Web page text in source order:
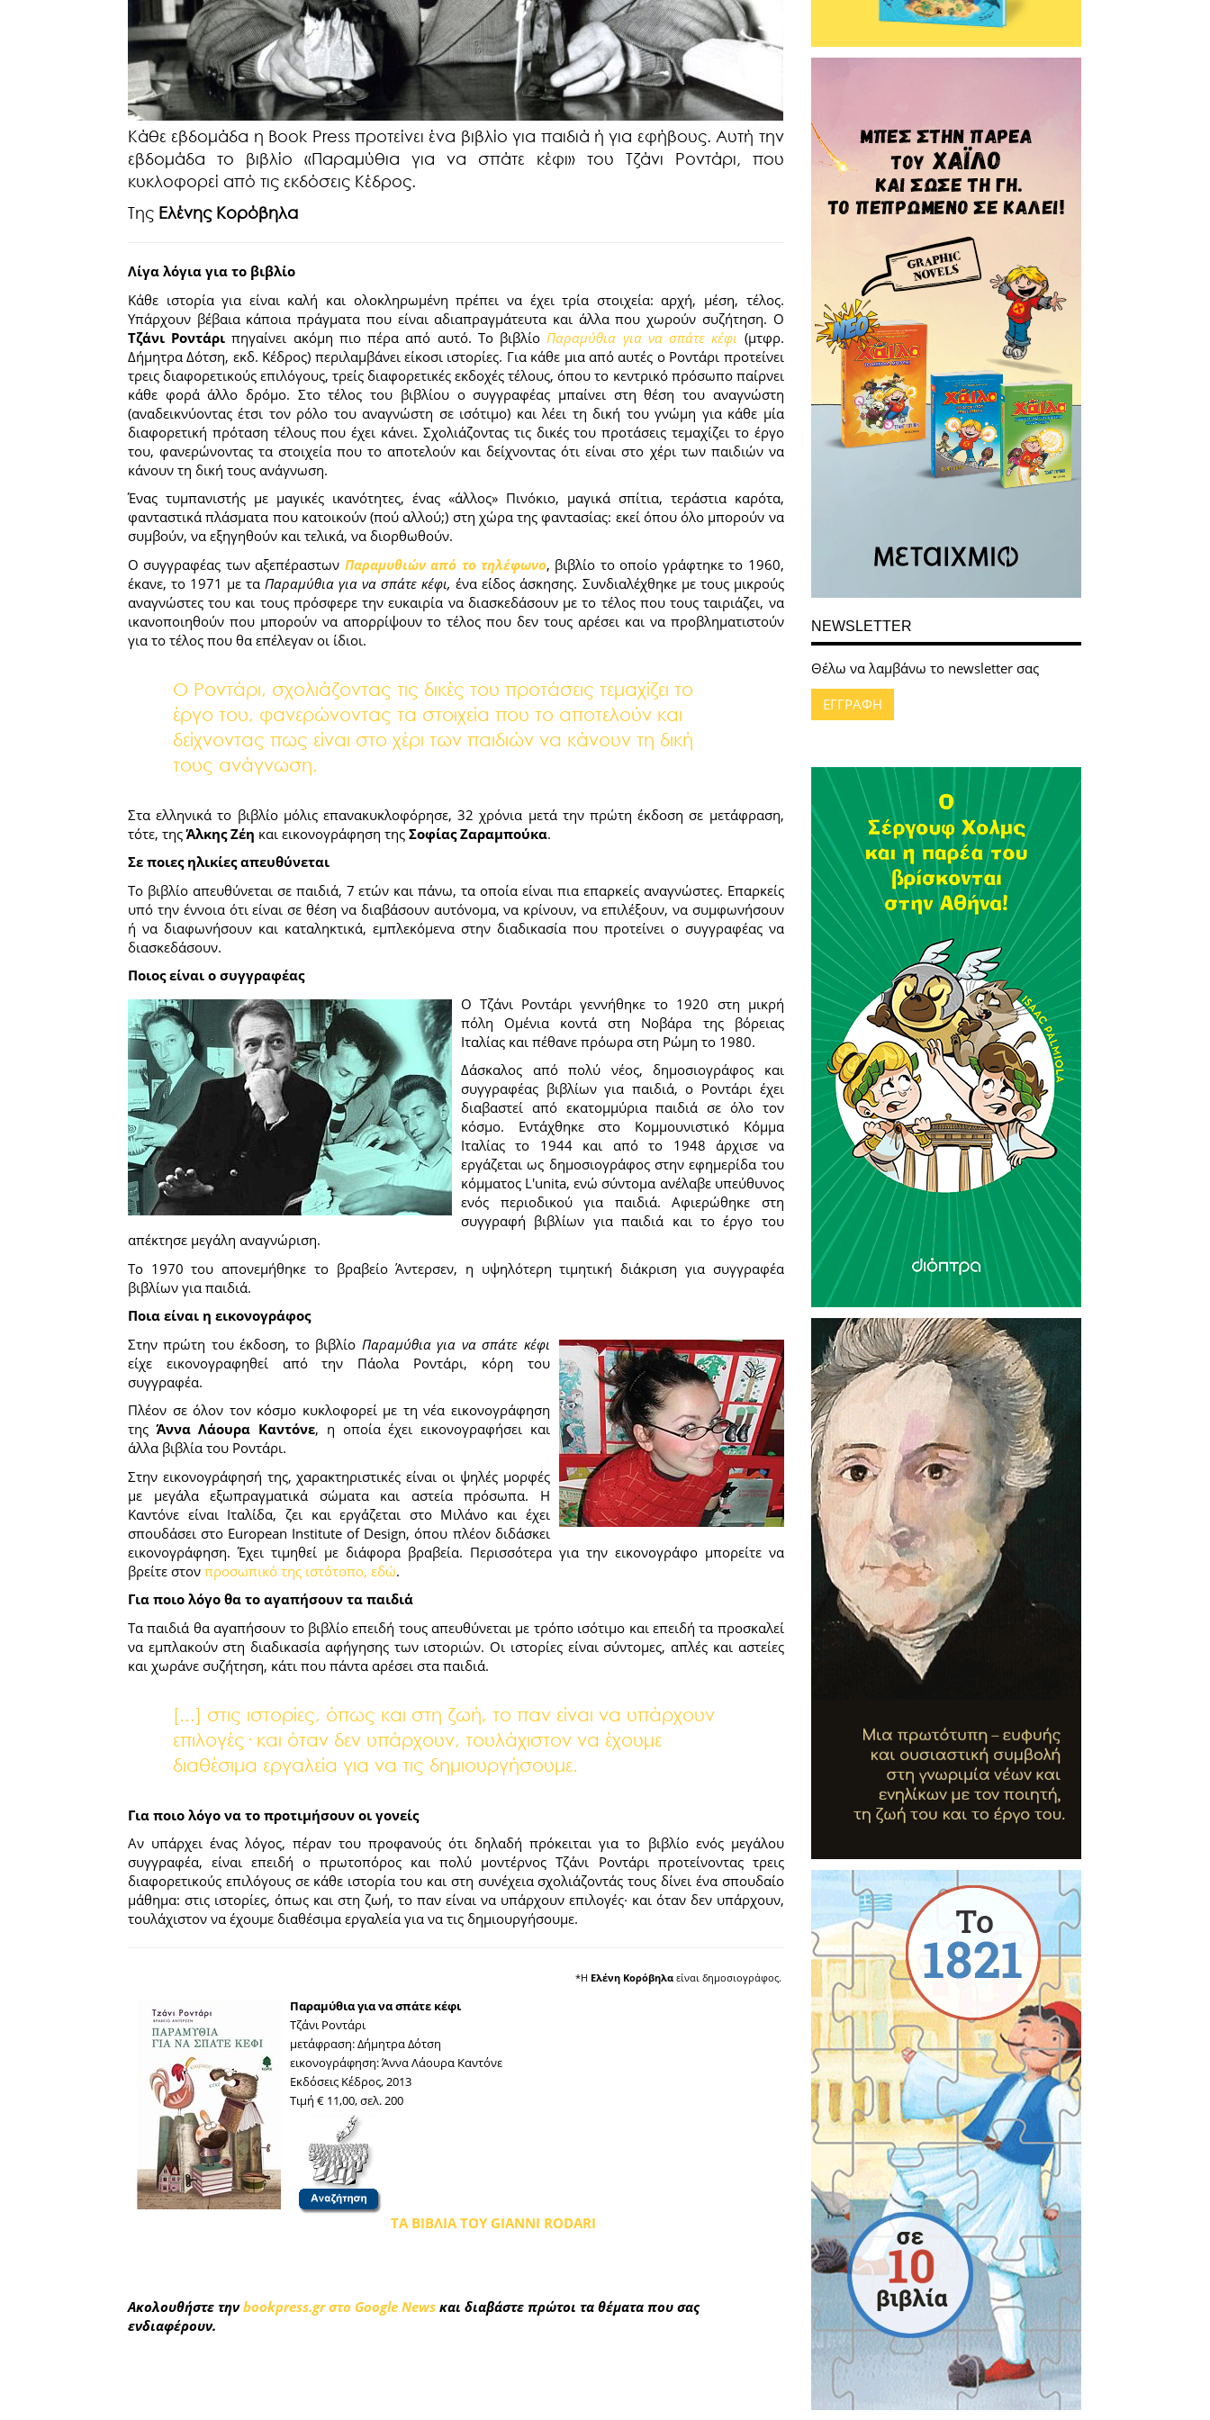
Κάθε εβδομάδα η Book Press προτείνει ένα βιβλίο για παιδιά ή για εφήβους. Αυτή την
εβδομάδα το βιβλίο «Παραμύθια για να σπάτε κέφι» του Τζάνι Ροντάρι, που
κυκλοφορεί από τις εκδόσεις Κέδρος.
Της Ελένης Κορόβηλα
Λίγα λόγια για το βιβλίο
Κάθε ιστορία για είναι καλή και ολοκληρωμένη πρέπει να έχει τρία στοιχεία: αρχή, μέση, τέλος.
Υπάρχουν βέβαια κάποια πράγματα που είναι αδιαπραγμάτευτα και άλλα που χωρούν συζήτηση. Ο
Τζάνι Ροντάρι πηγαίνει ακόμη πιο πέρα από αυτό. Το βιβλίο Παραμύθια για να σπάτε κέφι (μτφρ.
Δήμητρα Δότση, εκδ. Κέδρος) περιλαμβάνει είκοσι ιστορίες. Για κάθε μια από αυτές ο Ροντάρι προτείνει
τρεις διαφορετικούς επιλόγους, τρείς διαφορετικές εκδοχές τέλους, όπου το κεντρικό πρόσωπο παίρνει
κάθε φορά άλλο δρόμο. Στο τέλος του βιβλίου ο συγγραφέας μπαίνει στη θέση του αναγνώστη
(αναδεικνύοντας έτσι τον ρόλο του αναγνώστη σε ισότιμο) και λέει τη δική του γνώμη για κάθε μία
διαφορετική πρόταση τέλους που έχει κάνει. Σχολιάζοντας τις δικές του προτάσεις τεμαχίζει το έργο
του, φανερώνοντας τα στοιχεία που το αποτελούν και δείχνοντας ότι είναι στο χέρι των παιδιών να
κάνουν τη δική τους ανάγνωση.
Ένας τυμπανιστής με μαγικές ικανότητες, ένας «άλλος» Πινόκιο, μαγικά σπίτια, τεράστια καρότα,
φανταστικά πλάσματα που κατοικούν (πού αλλού;) στη χώρα της φαντασίας: εκεί όπου όλο μπορούν να
συμβούν, να εξηγηθούν και τελικά, να διορθωθούν.
Ο συγγραφέας των αξεπέραστων Παραμυθιών από το τηλέφωνο, βιβλίο το οποίο γράφτηκε το 1960,
έκανε, το 1971 με τα Παραμύθια για να σπάτε κέφι, ένα είδος άσκησης. Συνδιαλέχθηκε με τους μικρούς
αναγνώστες του και τους πρόσφερε την ευκαιρία να διασκεδάσουν με το τέλος που τους ταιριάζει, να
ικανοποιηθούν που μπορούν να απορρίψουν το τέλος που δεν τους αρέσει και να προβληματιστούν
για το τέλος που θα επέλεγαν οι ίδιοι.
Ο Ροντάρι, σχολιάζοντας τις δικές του προτάσεις τεμαχίζει το
έργο του, φανερώνοντας τα στοιχεία που το αποτελούν και
δείχνοντας πως είναι στο χέρι των παιδιών να κάνουν τη δική
τους ανάγνωση.
Στα ελληνικά το βιβλίο μόλις επανακυκλοφόρησε, 32 χρόνια μετά την πρώτη έκδοση σε μετάφραση,
τότε, τηςΆλκης Ζέη και εικονογράφηση της Σοφίας Ζαραμπούκα.
Σε ποιες ηλικίες απευθύνεται
Το βιβλίο απευθύνεται σε παιδιά, 7 ετών και πάνω, τα οποία είναι πια επαρκείς αναγνώστες. Επαρκείς
υπό την έννοια ότι είναι σε θέση να διαβάσουν αυτόνομα, να κρίνουν, να επιλέξουν, να συμφωνήσουν
ή να διαφωνήσουν και καταληκτικά, εμπλεκόμενα στην διαδικασία που προτείνει ο συγγραφέας να
διασκεδάσουν.
Ποιος είναι ο συγγραφέας
Ο Τζάνι Ροντάρι γεννήθηκε το 1920 στη μικρή
πόλη Ομένια κοντά στη Νοβάρα της βόρειας
Ιταλίας και πέθανε πρόωρα στη Ρώμη το 1980.
Δάσκαλος από πολύ νέος, δημοσιογράφος και
συγγραφέας βιβλίων για παιδιά, ο Ροντάρι έχει
διαβαστεί από εκατομμύρια παιδιά σε όλο τον
κόσμο. Εντάχθηκε στο Κομμουνιστικό Κόμμα
Ιταλίας το 1944 και από το 1948 άρχισε να
εργάζεται ως δημοσιογράφος στην εφημερίδα του
κόμματος L'unita, ενώ σύντομα ανέλαβε υπεύθυνος
ενός περιοδικού για παιδιά. Αφιερώθηκε στη
συγγραφή βιβλίων για παιδιά και το έργο του
απέκτησε μεγάλη αναγνώριση.
Το 1970 του απονεμήθηκε το βραβείο Άντερσεν, η υψηλότερη τιμητική διάκριση για συγγραφέα
βιβλίων για παιδιά.
Ποια είναι η εικονογράφος
Στην πρώτη του έκδοση, το βιβλίο Παραμύθια για να σπάτε κέφι
είχε εικονογραφηθεί από την Πάολα Ροντάρι, κόρη του
συγγραφέα.
Πλέον σε όλον τον κόσμο κυκλοφορεί με τη νέα εικονογράφηση
τηςΆννα Λάουρα Καντόνε, η οποία έχει εικονογραφήσει και
άλλα βιβλία του Ροντάρι.
Στην εικονογράφησή της, χαρακτηριστικές είναι οι ψηλές μορφές
με μεγάλα εξωπραγματικά σώματα και αστεία πρόσωπα. Η
Καντόνε είναι Ιταλίδα, ζει και εργάζεται στο Μιλάνο και έχει
σπουδάσει στο European Institute of Design, όπου πλέον διδάσκει
εικονογράφηση. Έχει τιμηθεί με διάφορα βραβεία. Περισσότερα για την εικονογράφο μπορείτε να
βρείτε στον προσωπικό της ιστότοπο, εδώ.
Για ποιο λόγο θα το αγαπήσουν τα παιδιά
Τα παιδιά θα αγαπήσουν το βιβλίο επειδή τους απευθύνεται με τρόπο ισότιμο και επειδή τα προσκαλεί
να εμπλακούν στη διαδικασία αφήγησης των ιστοριών. Οι ιστορίες είναι σύντομες, απλές και αστείες
και χωράνε συζήτηση, κάτι που πάντα αρέσει στα παιδιά.
[...] στις ιστορίες, όπως και στη ζωή, το παν είναι να υπάρχουν
επιλογές· και όταν δεν υπάρχουν, τουλάχιστον να έχουμε
διαθέσιμα εργαλεία για να τις δημιουργήσουμε.
Για ποιο λόγο να το προτιμήσουν οι γονείς
Αν υπάρχει ένας λόγος, πέραν του προφανούς ότι δηλαδή πρόκειται για το βιβλίο ενός μεγάλου
συγγραφέα, είναι επειδή ο πρωτοπόρος και πολύ μοντέρνος Τζάνι Ροντάρι προτείνοντας τρεις
διαφορετικούς επιλόγους σε κάθε ιστορία του και στη συνέχεια σχολιάζοντάς τους δίνει ένα σπουδαίο
μάθημα: στις ιστορίες, όπως και στη ζωή, το παν είναι να υπάρχουν επιλογές· και όταν δεν υπάρχουν,
τουλάχιστον να έχουμε διαθέσιμα εργαλεία για να τις δημιουργήσουμε.
*Η Ελένη Κορόβηλαείναι δημοσιογράφος.
Παραμύθια για να σπάτε κέφι
Τζάνι Ροντάρι
μετάφραση: Δήμητρα Δότση
εικονογράφηση: Άννα Λάουρα Καντόνε
Εκδόσεις Κέδρος, 2013
Τιμή € 11,00, σελ. 200
ΤΑ ΒΙΒΛΙΑ ΤΟΥ GIANNI RODARI
Ακολουθήστε τηνbookpress.gr στο Google News και διαβάστε πρώτοι τα θέματα που σας
ενδιαφέρουν.
NEWSLETTER
Θέλω να λαμβάνω το newsletter σας
ΕΓΓΡΑΦΗ